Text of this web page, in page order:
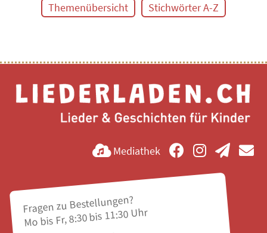
Themenübersicht Stichwörter A-Z
Mediathek
Fragen zu Bestellungen?
Mo bis Fr, 8:30 bis 11:30 Uhr